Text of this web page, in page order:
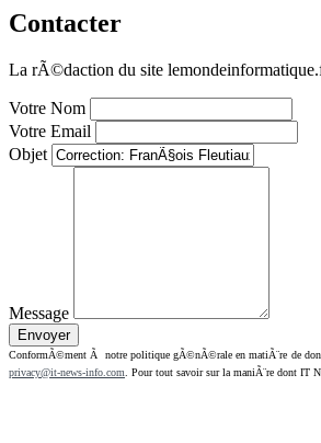
Contacter
La rÃ©daction du site
Votre Nom
Votre Email
Objet
Message
ConformÃ©ment Ã notre politique gÃ©nÃ©rale en matiÃ¨re de
privacy@it-news-info.com . Pour tout savoir sur la maniÃ¨re dont IT